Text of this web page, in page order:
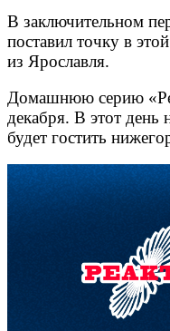
В заключительном
поставил точку в
из Ярославля.
Домашнюю серию
декабря. В этот
будет гостить